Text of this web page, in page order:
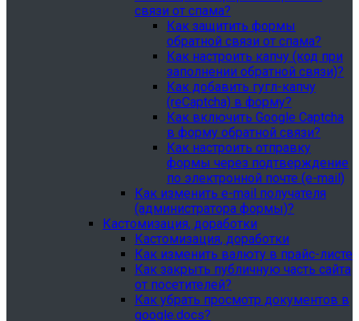
связи от спама?
Как защитить формы
обратной связи от спама?
Как настроить капчу (код при
заполнении обратной связи)?
Как добавить гугл-капчу
(reCaptcha) в форму?
Как включить Google Captcha
в форму обратной связи?
Как настроить отправку
формы через подтверждение
по электронной почте (e-mail)
Как изменить e-mail получателя
(администратора формы)?
Кастомизация, доработки
Кастомизация, доработки
Как изменить валюту в прайс-листе
Как закрыть публичную часть сайта
от посетителей?
Как убрать просмотр документов в
google.docs?